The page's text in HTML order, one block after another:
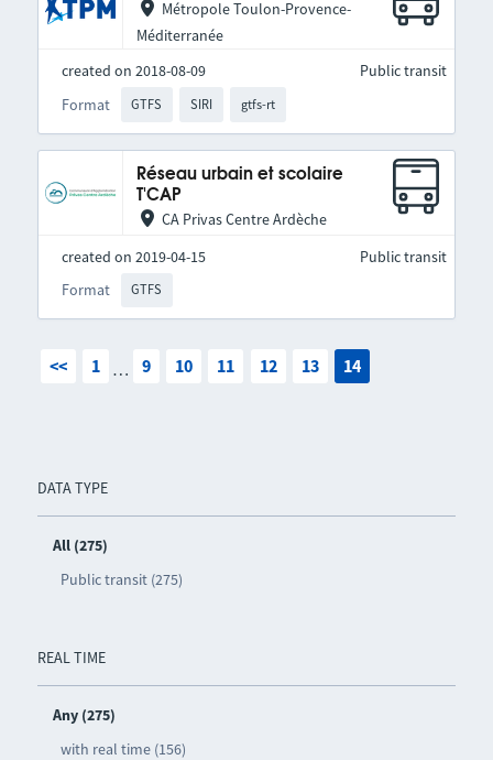
DATA TYPE
All (275)
Public transit (275)
REAL TIME
Any (275)
with real time (156)
Métropole Toulon-Provence-
Méditerranée
created on 2018-08-09
Format
GTFS SIRI gtfs-rt
Public transit
Réseau urbain et scolaire
T'CAP
CA Privas Centre Ardèche
created on 2019-04-15
Format
GTFS
Public transit
<< 1 … 9 10 11 12 13 14